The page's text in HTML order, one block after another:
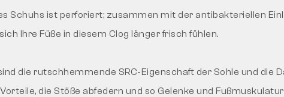
Schuhs ist perforiert; zusammen mit der antibakteriellen
Ihre Füße in diesem Clog länger frisch fühlen.
die rutschhemmende SRC-Eigenschaft der Sohle und die
die Stöße abfedern und so Gelenke und